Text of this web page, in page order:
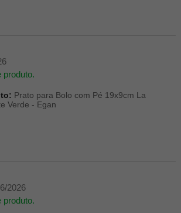
produto.
Prato para Bolo com Pé 19x9cm La
Verde - Egan
2026
produto.